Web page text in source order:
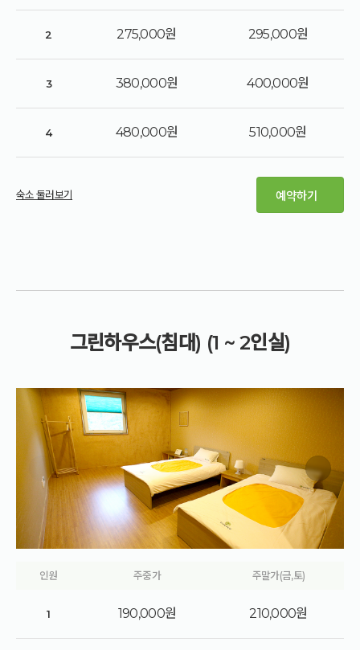
2 275,000원 295,000원
3 380,000원 400,000원
4 480,000원 510,000원
숙소 둘러보기 예약하기
그린하우스(침대) (1 ~ 2인실)
인원 주중가 주말가(금,토)
1 190,000원 210,000원